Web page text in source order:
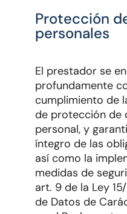
Protección
personales
El prestador se
profundamente
cumplimiento de
de protección de
personal, y
íntegro de las
así como la
medidas de
art. 9 de la Ley
de Datos de